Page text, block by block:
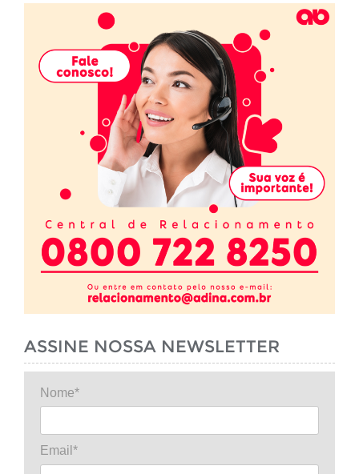
ASSINE NOSSA NEWSLETTER
Nome*
Email*